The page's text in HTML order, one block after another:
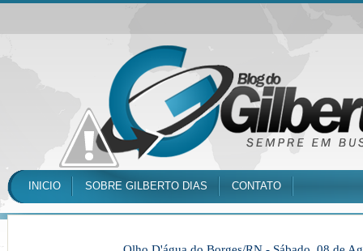
INICIO SOBRE GILBERTO DIAS CONTATO